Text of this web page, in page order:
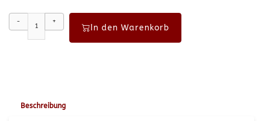
- +
In den Warenkorb
Beschreibung